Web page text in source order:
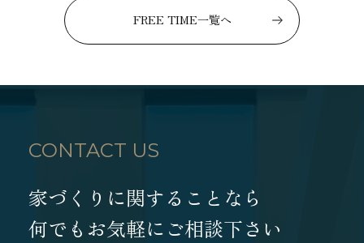
FREE TIME一覧へ
CONTACT US
家づくりに関することなら
何でもお気軽にご相談下さい